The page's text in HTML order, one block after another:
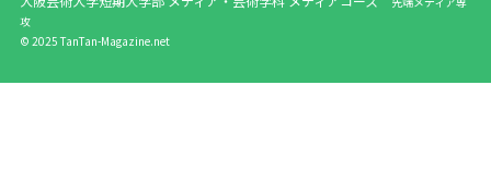
攻
© 2025 TanTan-Magazine.net